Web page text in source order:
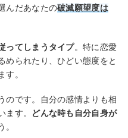
んだあなたの破滅願望度は
ってしまうタイプ。特に恋愛
められたり、ひどい態度をと
す。
のです。自分の感情よりも相
ます。
どんな時も自分自身が
。